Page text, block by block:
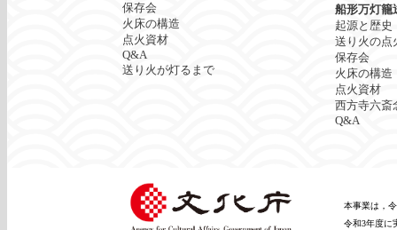
保存会
火床の構造
点火資材
Q&A
送り火が灯るまで
船形万灯籠
起源と歴史
送り火の点
保存会
火床の構造
点火資材
西方寺六斎
Q&A
本事業は，
令和3年度に